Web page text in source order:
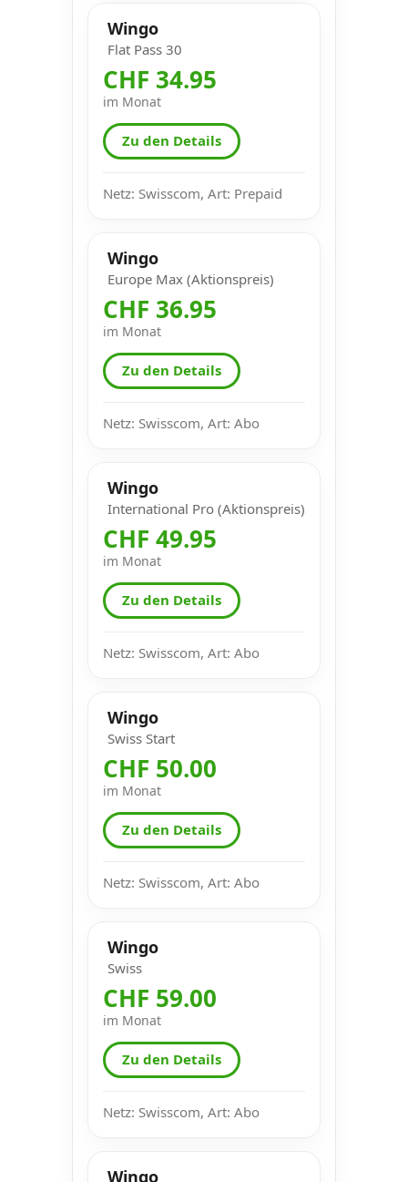
Wingo
Flat Pass 30
CHF 34.95
im Monat
Zu den Details
Netz: Swisscom, Art: Prepaid
Wingo
Europe Max (Aktionspreis)
CHF 36.95
im Monat
Zu den Details
Netz: Swisscom, Art: Abo
Wingo
International Pro (Aktionspreis)
CHF 49.95
im Monat
Zu den Details
Netz: Swisscom, Art: Abo
Wingo
Swiss Start
CHF 50.00
im Monat
Zu den Details
Netz: Swisscom, Art: Abo
Wingo
Swiss
CHF 59.00
im Monat
Zu den Details
Netz: Swisscom, Art: Abo
Wingo